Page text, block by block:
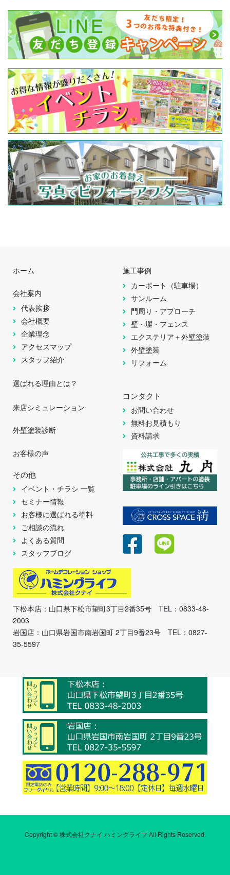
ホーム
会社案内
代表挨拶
会社概要
企業理念
アクセスマップ
スタッフ紹介
選ばれる理由とは？
施工事例
カーポート（駐車場）
サンルーム
門周り・アプローチ
壁・塀・フェンス
エクステリア＋外壁塗装
外壁塗装
リフォーム
来店シミュレーション
外壁塗装診断
お客様の声
その他
イベント・チラシ 一覧
セミナー情報
お客様に選ばれる塗料
ご相談の流れ
よくある質問
スタッフブログ
コンタクト
お問い合わせ
無料お見積もり
資料請求
下松本店：山口県下松市望町3丁目2番35号 TEL：0833-48-
2003
岩国店：山口県岩国市南岩国町 2丁目9番23号 TEL：0827-
35-5597
Copyright © 株式会社クナイ ハミングライフ All Rights Reserved.